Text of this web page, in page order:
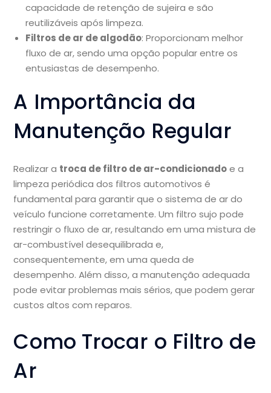
capacidade de retenção de sujeira e são
reutilizáveis após limpeza.
Filtros de ar de algodão: Proporcionam melhor
fluxo de ar, sendo uma opção popular entre os
entusiastas de desempenho.
A Importância da
Manutenção Regular
Realizar a troca de filtro de ar-condicionadoe a
limpeza periódica dos filtros automotivos é
fundamental para garantir que o sistema de ar do
veículo funcione corretamente. Um filtro sujo pode
restringir o fluxo de ar, resultando em uma mistura de
ar-combustível desequilibrada e,
consequentemente, em uma queda de
desempenho. Além disso, a manutenção adequada
pode evitar problemas mais sérios, que podem gerar
custos altos com reparos.
Como Trocar o Filtro de
Ar